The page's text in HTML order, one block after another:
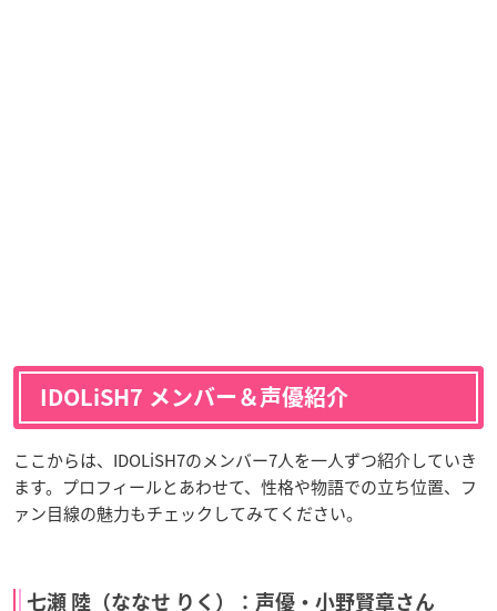
IDOLiSH7 メンバー＆声優紹介
ここからは、IDOLiSH7のメンバー7人を一人ずつ紹介していき
ます。プロフィールとあわせて、性格や物語での立ち位置、フ
ァン目線の魅力もチェックしてみてください。
七瀬 陸（ななせ りく）：声優・小野賢章さん